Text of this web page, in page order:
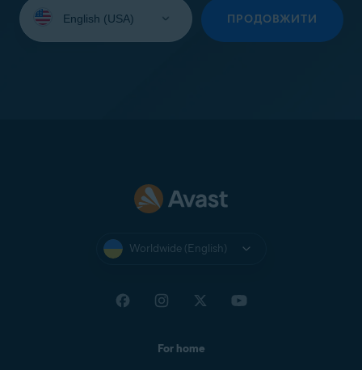
your
ПРОДОВЖИТИ
Worldwide (English)
For home